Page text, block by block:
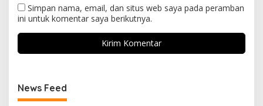
Simpan nama, email, dan situs web saya pada peramban
ini untuk komentar saya berikutnya.
News Feed